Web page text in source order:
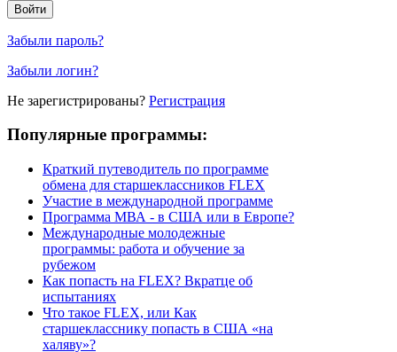
Забыли пароль?
Забыли логин?
Не зарегистрированы? Регистрация
Популярные программы:
Краткий путеводитель по программе
обмена для старшеклассников FLEX
Участие в международной программе
Программа МВА - в США или в Европе?
Международные молодежные
программы: работа и обучение за
рубежом
Как попасть на FLEX? Вкратце об
испытаниях
Что такое FLEX, или Как
старшекласснику попасть в США «на
халяву»?